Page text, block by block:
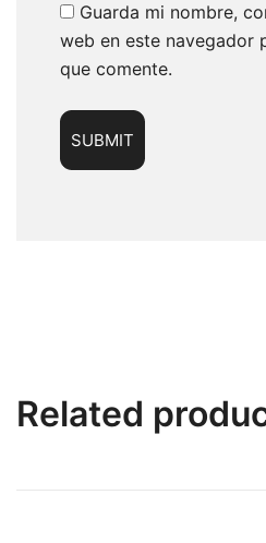
Guarda mi nombre,
web en este navegador
que comente.
Related